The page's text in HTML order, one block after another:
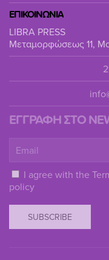
ΕΠΙΚΟΙΝΩΝΙΑ
LIBRA PRESS
Μεταμορφώσεως 11,
ΕΓΓΡΑΦΗ ΣΤΟ
I agree with the
policy
SUBSCRIBE